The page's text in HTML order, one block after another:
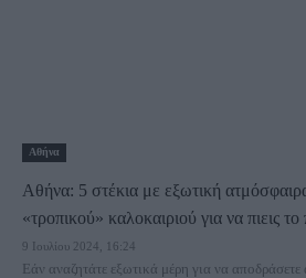
Αθήνα
Αθήνα: 5 στέκια με εξωτική
«τροπικού» καλοκαιριού για να πιεις
9 Ιουλίου 2024, 16:24
Εάν αναζητάτε εξωτικά μέρη για να αποδράσετε